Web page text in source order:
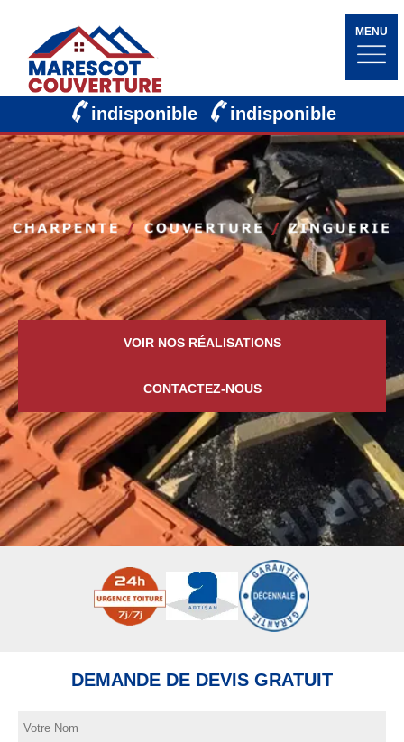
MENU
indisponible indisponible
VOIR NOS RÉALISATIONS
CONTACTEZ-NOUS
DEMANDE DE DEVIS GRATUIT